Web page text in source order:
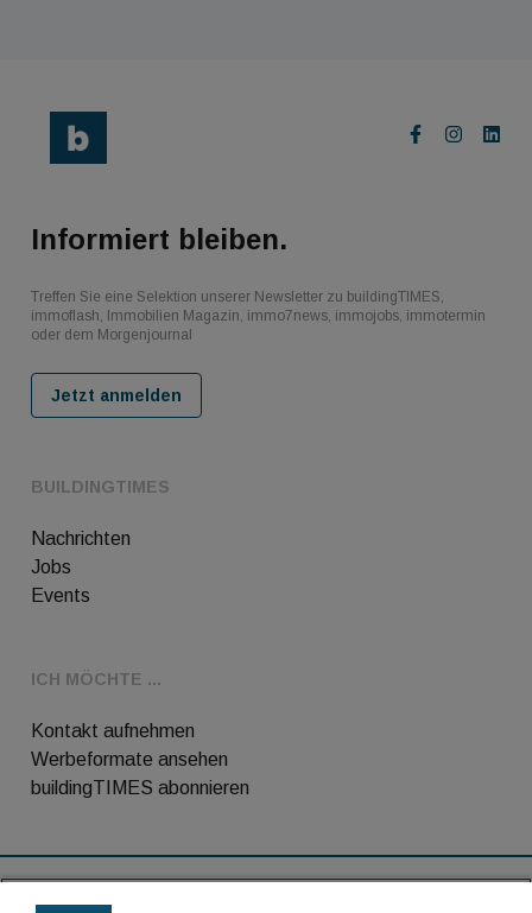
BUILDINGTIMES
Nachrichten
Jobs
Events
ICH MÖCHTE ...
Kontakt aufnehmen
Werbeformate ansehen
buildingTIMES abonnieren
Informiert bleiben.
Treffen Sie eine Selektion unserer Newsletter zu buildingTIMES,
immoflash, Immobilien Magazin, immo7news, immojobs, immotermin
oder dem Morgenjournal
Jetzt anmelden